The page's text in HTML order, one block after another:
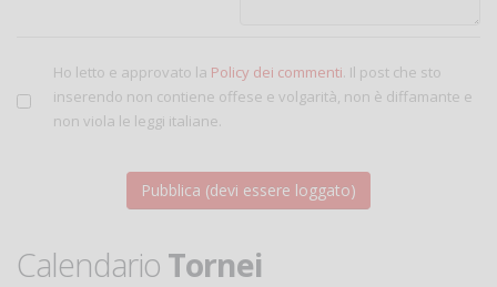
Ho letto e approvato la Policy dei commenti. Il post che sto
inserendo non contiene offese e volgarità, non è diffamante e
non viola le leggi italiane.
Calendario Tornei